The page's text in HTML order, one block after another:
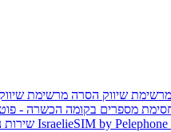
שיווק הסרה מרשימת
מספרים בקומה הכשרה -
שירות IsraelieSIM by Pelephone